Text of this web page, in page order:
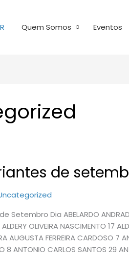
Quem Somos Eventos
de
Dia ABELARDO ANDRADE
OLIVEIRA NASCIMENTO 17
AUGUSTA FERREIRA CARDOSO 7
8 ANTONIO CARLOS SANTOS 29